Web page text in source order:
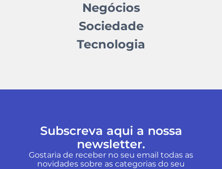
Negócios
Sociedade
Tecnologia
Subscreva aqui a nossa
newsletter.
Gostaria de receber no seu email todas as
novidades sobre as categorias do seu